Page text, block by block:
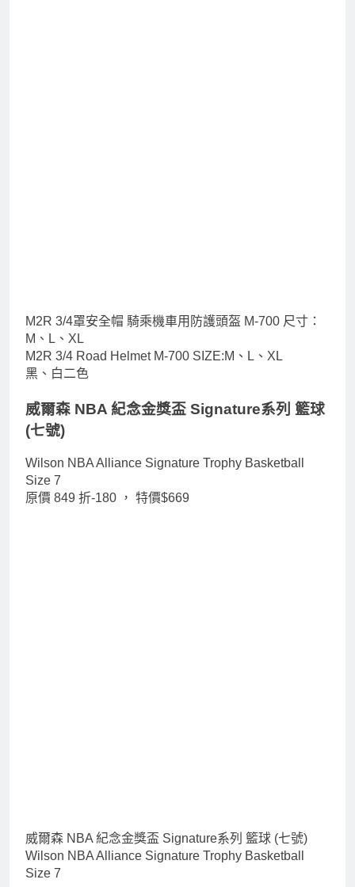
M2R 3/4罩安全帽 騎乘機車用防護頭盔 M-700 尺寸：
M、L、XL
M2R 3/4 Road Helmet M-700 SIZE:M、L、XL
黑、白二色
威爾森 NBA 紀念金獎盃 Signature系列 籃球
(七號)
Wilson NBA Alliance Signature Trophy Basketball
Size 7
原價 849 折-180 ， 特價$669
威爾森 NBA 紀念金獎盃 Signature系列 籃球 (七號)
Wilson NBA Alliance Signature Trophy Basketball
Size 7